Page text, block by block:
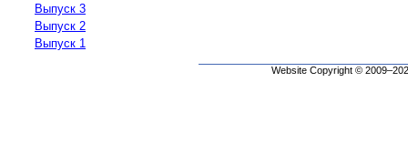
Выпуск 3
Выпуск 2
Выпуск 1
Website Copyright ©